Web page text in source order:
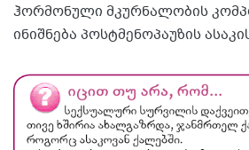
ჰორმონული მკურნალობის
ინიშნება პოსტმენოპაუზის